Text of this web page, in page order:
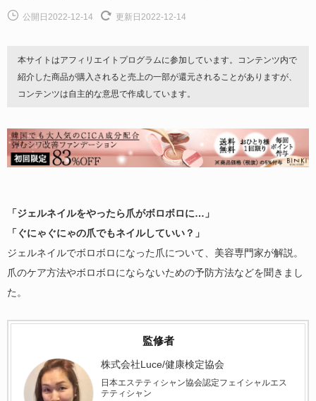
公開日2022-12-14 更新日2022-12-14
本サイトはアフィリエイトプログラムに参加しています。コンテンツ内で
紹介した商品が購入されると売上の一部が還元されることがありますが、
コンテンツは自主的な意思で作成しています。
「ジェルネイルをやったら爪がボロボロに…」
「ぐにゃぐにゃの爪でもネイルしていい？」
ジェルネイルでボロボロになった爪について、美容専門家が解説。
爪のケア方法やボロボロにならないための予防方法などを聞きまし
た。
監修者
株式会社Luce/健康検定協会
日本エステティシャン協会認定フェイシャルエス
テティシャン